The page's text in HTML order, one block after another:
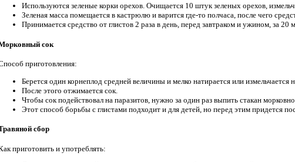
Используются зеленые корки орехов. Очищается 10 штук зеленых орехов,
Зеленая масса помещается в кастрюлю и варится где-то полчаса, после чего
Принимается средство от глистов 2 раза в день, перед завтраком и ужином, за 20
сок
приготовления:
Берется один корнеплод средней величины и мелко натирается или измельчается
После этого отжимается сок.
Чтобы сок подействовал на паразитов, нужно за один раз выпить стакан
Этот способ борьбы с глистами подходит и для детей, но перед этим придется
сбор
приготовить и употреблять: